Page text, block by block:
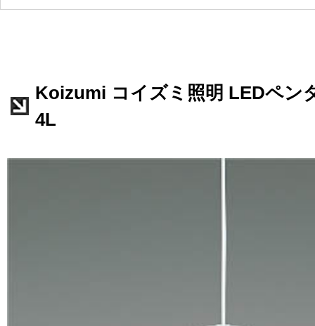
Koizumi コイズミ照明 LEDペン
4L